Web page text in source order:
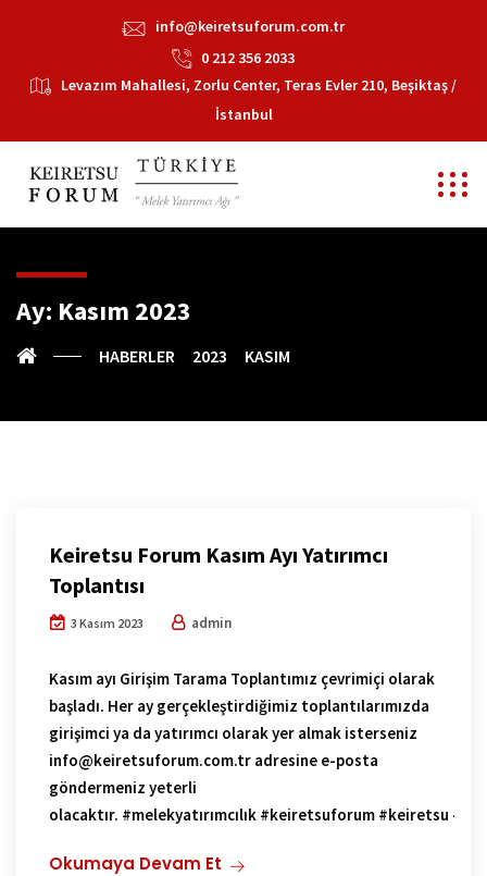
info@keiretsuforum.com.tr
0 212 356 2033
Levazım Mahallesi, Zorlu Center, Teras Evler 210, Beşiktaş /
İstanbul
Ay: Kasım 2023
HABERLER 2023 KASIM
Keiretsu Forum Kasım Ayı Yatırımcı
Toplantısı
3 Kasım 2023 admin
Kasım ayı Girişim Tarama Toplantımız çevrimiçi olarak
başladı. Her ay gerçekleştirdiğimiz toplantılarımızda
girişimci ya da yatırımcı olarak yer almak isterseniz
info@keiretsuforum.com.tr adresine e-posta
göndermeniz yeterli
olacaktır. #melekyatırımcılık #keiretsuforum #keiretsu
Okumaya Devam Et